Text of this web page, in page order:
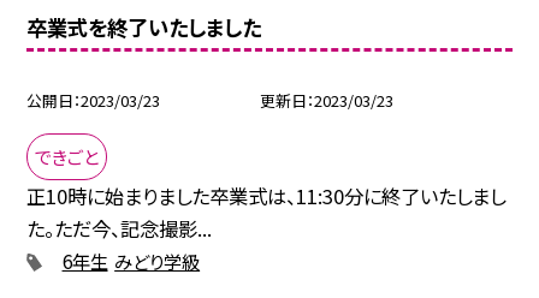
卒業式を終了いたしました
公開日 2023/03/23 更新日 2023/03/23
できごと
正10時に始まりました卒業式は、11:30分に終了いたしまし
た。ただ今、記念撮影...
6年生 みどり学級